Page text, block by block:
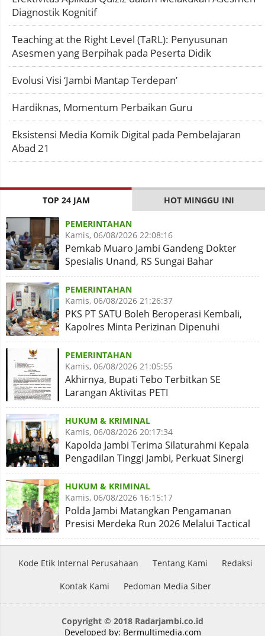
Diagnostik Kognitif
Teaching at the Right Level (TaRL): Penyusunan
Asesmen yang Berpihak pada Peserta Didik
Evolusi Visi ‘Jambi Mantap Terdepan’
Hardiknas, Momentum Perbaikan Guru
Eksistensi Media Komik Digital pada Pembelajaran
Abad 21
TOP 24 JAM HOT MINGGU INI
PEMERINTAHAN
Kamis, 06/08/2026 22:08:16
Pemkab Muaro Jambi Gandeng Dokter
Spesialis Unand, RS Sungai Bahar
Disiapkan Naik Kelas
PEMERINTAHAN
Kamis, 06/08/2026 21:26:37
PKS PT SATU Boleh Beroperasi Kembali,
Kapolres Minta Perizinan Dipenuhi
PEMERINTAHAN
Kamis, 06/08/2026 21:05:55
Akhirnya, Bupati Tebo Terbitkan SE
Larangan Aktivitas PETI
HUKUM & KRIMINAL
Kamis, 06/08/2026 20:17:34
Kapolda Jambi Terima Silaturahmi Kepala
Pengadilan Tinggi Jambi, Perkuat Sinergi
Antar Lembaga
HUKUM & KRIMINAL
Kamis, 06/08/2026 16:15:17
Polda Jambi Matangkan Pengamanan
Presisi Merdeka Run 2026 Melalui Tactical
Floor Game
Kode Etik Internal Perusahaan Tentang Kami Redaksi
Kontak Kami Pedoman Media Siber
Copyright © 2018 Radarjambi.co.id
Developed by: Bermultimedia.com